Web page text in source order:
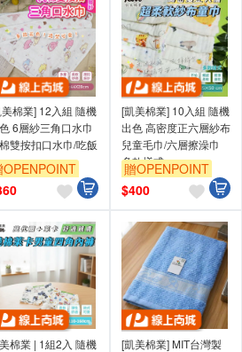
棉業] 12入組 隨機
6層紗三角口水巾
雙按扣口水巾/吃飯
OPENPOINT
[凱美棉業] 10入組 隨機
出色 高密度正六層紗布
兒童毛巾/六層擦澡巾
多款樣式
贈OPENPOINT
$400
棉業 | 1組2入 隨機
[凱美棉業] MIT台灣製